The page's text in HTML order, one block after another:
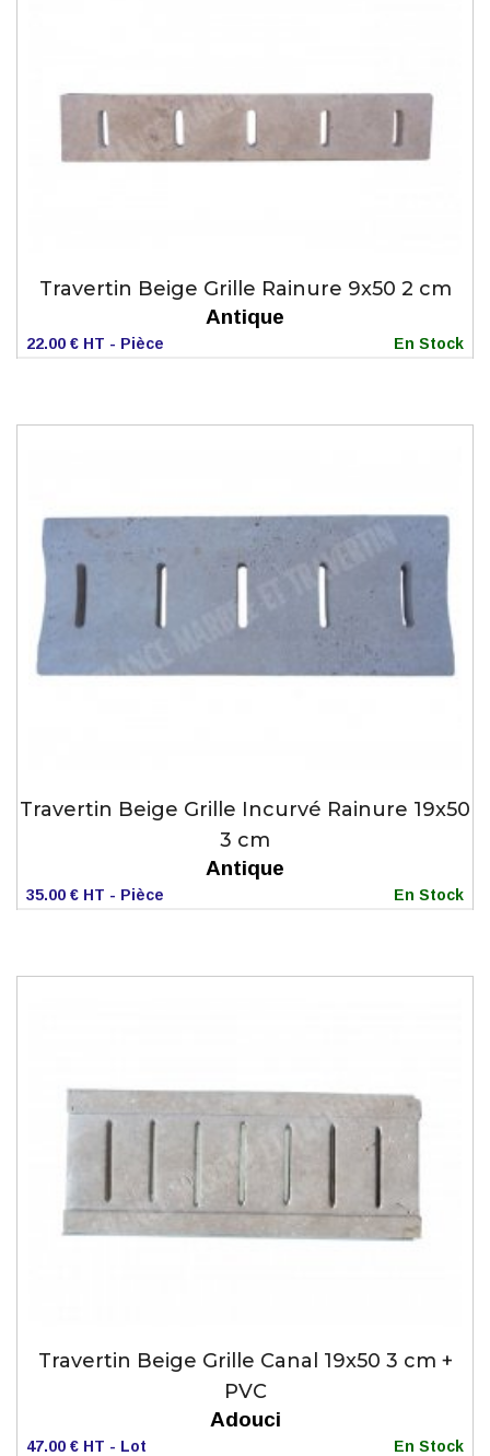
Travertin Beige Grille Rainure 9x50 2 cm
Antique
22.00 € HT - Pièce En Stock
Travertin Beige Grille Incurvé Rainure 19x50
3 cm
Antique
35.00 € HT - Pièce En Stock
Travertin Beige Grille Canal 19x50 3 cm +
PVC
Adouci
47.00 € HT - Lot En Stock